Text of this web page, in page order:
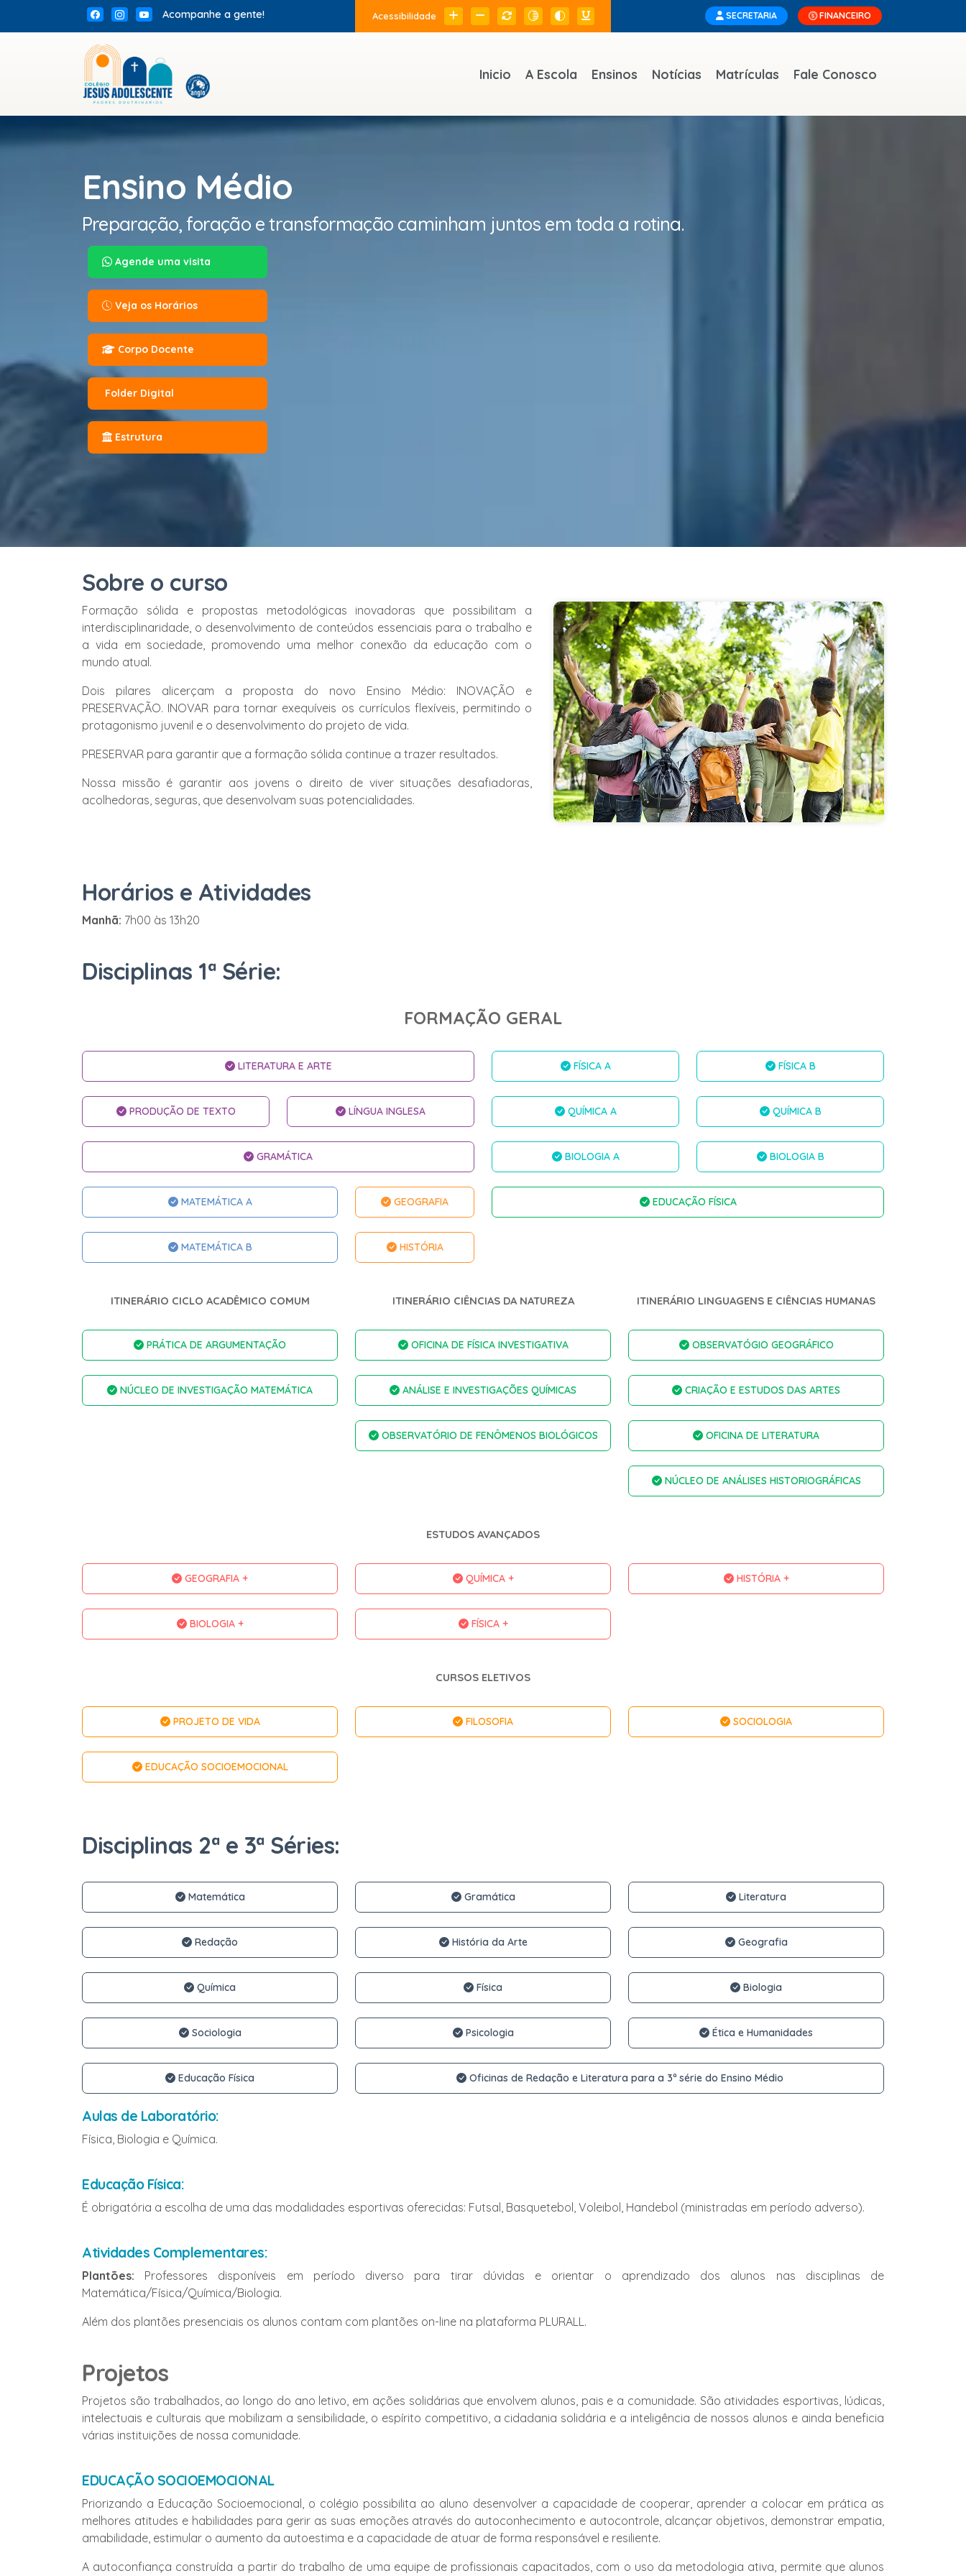
Acompanhe a gente! Acessibilidade SECRETARIA FINANCEIRO
Inicio A Escola Ensinos Notícias Matrículas Fale Conosco
Ensino Médio
Preparação, foração e transformação caminham juntos em toda a rotina.
Agende uma visita
Veja os Horários
Corpo Docente
Folder Digital
Estrutura
Sobre o curso
Formação sólida e propostas metodológicas inovadoras que possibilitam a
interdisciplinaridade, o desenvolvimento de conteúdos essenciais para o trabalho e
a vida em sociedade, promovendo uma melhor conexão da educação com o
mundo atual.
Dois pilares alicerçam a proposta do novo Ensino Médio: INOVAÇÃO e
PRESERVAÇÃO. INOVAR para tornar exequíveis os currículos flexíveis, permitindo o
protagonismo juvenil e o desenvolvimento do projeto de vida.
PRESERVAR para garantir que a formação sólida continue a trazer resultados.
Nossa missão é garantir aos jovens o direito de viver situações desafiadoras,
acolhedoras, seguras, que desenvolvam suas potencialidades.
Horários e Atividades
Manhã: 7h00 às 13h20
Disciplinas 1ª Série:
FORMAÇÃO GERAL
LITERATURA E ARTE
PRODUÇÃO DE TEXTO LÍNGUA INGLESA
GRAMÁTICA
MATEMÁTICA A GEOGRAFIA
MATEMÁTICA B HISTÓRIA
FÍSICA A FÍSICA B
QUÍMICA A QUÍMICA B
BIOLOGIA A BIOLOGIA B
EDUCAÇÃO FÍSICA
ITINERÁRIO CICLO ACADÊMICO COMUM
PRÁTICA DE ARGUMENTAÇÃO
NÚCLEO DE INVESTIGAÇÃO MATEMÁTICA
ITINERÁRIO CIÊNCIAS DA NATUREZA
OFICINA DE FÍSICA INVESTIGATIVA
ANÁLISE E INVESTIGAÇÕES QUÍMICAS
OBSERVATÓRIO DE FENÔMENOS BIOLÓGICOS
ITINERÁRIO LINGUAGENS E CIÊNCIAS HUMANAS
OBSERVATÓGIO GEOGRÁFICO
CRIAÇÃO E ESTUDOS DAS ARTES
OFICINA DE LITERATURA
NÚCLEO DE ANÁLISES HISTORIOGRÁFICAS
ESTUDOS AVANÇADOS
GEOGRAFIA + QUÍMICA + HISTÓRIA +
BIOLOGIA + FÍSICA +
CURSOS ELETIVOS
PROJETO DE VIDA FILOSOFIA SOCIOLOGIA
EDUCAÇÃO SOCIOEMOCIONAL
Disciplinas 2ª e 3ª Séries:
Matemática Gramática Literatura
Redação História da Arte Geografia
Química Física Biologia
Sociologia Psicologia Ética e Humanidades
Educação Física Oficinas de Redação e Literatura para a 3ª série do Ensino Médio
Aulas de Laboratório:
Física, Biologia e Química.
Educação Física:
É obrigatória a escolha de uma das modalidades esportivas oferecidas: Futsal, Basquetebol, Voleibol, Handebol (ministradas em período adverso).
Atividades Complementares:
Plantões: Professores disponíveis em período diverso para tirar dúvidas e orientar o aprendizado dos alunos nas disciplinas de
Matemática/Física/Química/Biologia.
Além dos plantões presenciais os alunos contam com plantões on-line na plataforma PLURALL.
Projetos
Projetos são trabalhados, ao longo do ano letivo, em ações solidárias que envolvem alunos, pais e a comunidade. São atividades esportivas, lúdicas,
intelectuais e culturais que mobilizam a sensibilidade, o espírito competitivo, a cidadania solidária e a inteligência de nossos alunos e ainda beneficia
várias instituições de nossa comunidade.
EDUCAÇÃO SOCIOEMOCIONAL
Priorizando a Educação Socioemocional, o colégio possibilita ao aluno desenvolver a capacidade de cooperar, aprender a colocar em prática as
melhores atitudes e habilidades para gerir as suas emoções através do autoconhecimento e autocontrole, alcançar objetivos, demonstrar empatia,
amabilidade, estimular o aumento da autoestima e a capacidade de atuar de forma responsável e resiliente.
A autoconfiança construída a partir do trabalho de uma equipe de profissionais capacitados, com o uso da metodologia ativa, permite que alunos